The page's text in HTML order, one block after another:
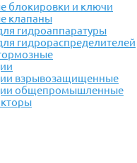
блокировки и ключи
клапаны
гидроаппаратуры
гидрораспределителей
взрывозащищенные
общепромышленные